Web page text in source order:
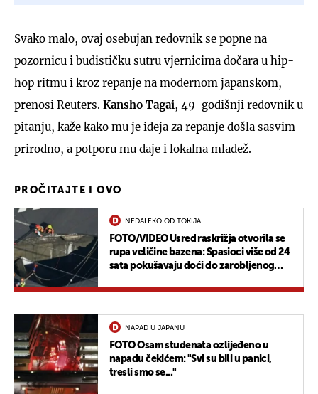
Svako malo, ovaj osebujan redovnik se popne na
pozornicu i budističku sutru vjernicima dočara u hip-
hop ritmu i kroz repanje na modernom japanskom,
prenosi Reuters. Kansho Tagai, 49-godišnji redovnik u
pitanju, kaže kako mu je ideja za repanje došla sasvim
prirodno, a potporu mu daje i lokalna mladež.
PROČITAJTE I OVO
NEDALEKO OD TOKIJA
FOTO/VIDEO Usred raskrižja otvorila se
rupa veličine bazena: Spasioci više od 24
sata pokušavaju doći do zarobljenog
NAPAD U JAPANU
FOTO Osam studenata ozlijeđeno u
napadu čekićem: "Svi su bili u panici,
tresli smo se..."